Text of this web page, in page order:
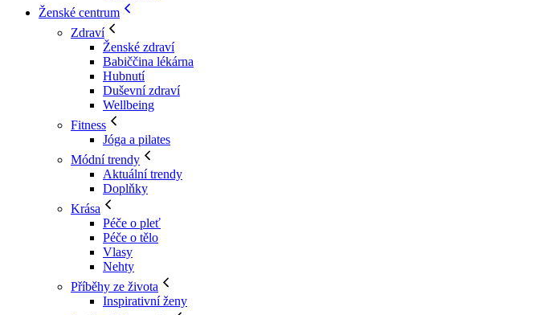
Ženské centrum
Zdraví
Ženské zdraví
Babiččina lékárna
Hubnutí
Duševní zdraví
Wellbeing
Fitness
Jóga a pilates
Módní trendy
Aktuální trendy
Doplňky
Krása
Péče o pleť
Péče o tělo
Vlasy
Nehty
Příběhy ze života
Inspirativní ženy